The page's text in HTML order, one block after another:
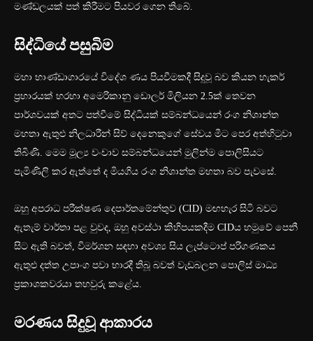
මණ්ඩලයක් පත් කිරීමට පියවර ගෙන තිබේ.
සිද්ධියේ පසුබිම
මහා භාණ්ඩාගාරයේ විදේශ ණය පියවීමකදී සිදුවූ බව කියන හැකර්
ප්‍රහාරයක් හරහා අමෙරිකානු ඩොලර් මිලියන 2.5ක් තෙවන
පාර්ශවයක් අතට පත්වීමේ සිද්ධියක් සම්බන්ධයෙන් රංග නිශාන්ත
මහතා ඇතුළු නිලධාරීන් සිව් දෙනෙකුගේ සේවය මීට පෙර අත්හිටුවා
තිබිණි. මෙම මූල්‍ය වංචාව සම්බන්ධයෙන් මුලින්ම පොලිසියට
පැමිණිලි කර ඇත්තේ ද මියගිය රංග නිශාන්ත මහතා බව පැවසේ.
ඔහු අපරාධ පරීක්ෂණ දෙපාර්තමේන්තුව (CID) මඟහැර සිටි බවට
ඇතැම් වාර්තා පළ වුවද, ඔහු අවස්ථා කිහිපයකදීම CIDය හමුවේ පෙනී
සිට ඇති බවත්, විමර්ශන සඳහා අවශ්‍ය සිය ලැප්ටොප් පරිගණකය
ඇතුළු දත්ත උපාංග පවා භාරදී තිබූ බවත් වැඩබලන පොලිස් මාධ්‍ය
ප්‍රකාශකවරයා තහවුරු කළේය.
මරණය සිදුවූ ආකාරය